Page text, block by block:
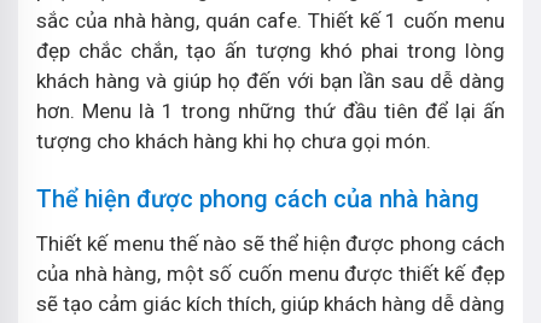
sắc của nhà hàng, quán cafe. Thiết kế 1 cuốn menu
đẹp chắc chắn, tạo ấn tượng khó phai trong lòng
khách hàng và giúp họ đến với bạn lần sau dễ dàng
hơn. Menu là 1 trong những thứ đầu tiên để lại ấn
tượng cho khách hàng khi họ chưa gọi món.
Thể hiện được phong cách của nhà hàng
Thiết kế menu thế nào sẽ thể hiện được phong cách
của nhà hàng, một số cuốn menu được thiết kế đẹp
sẽ tạo cảm giác kích thích, giúp khách hàng dễ dàng